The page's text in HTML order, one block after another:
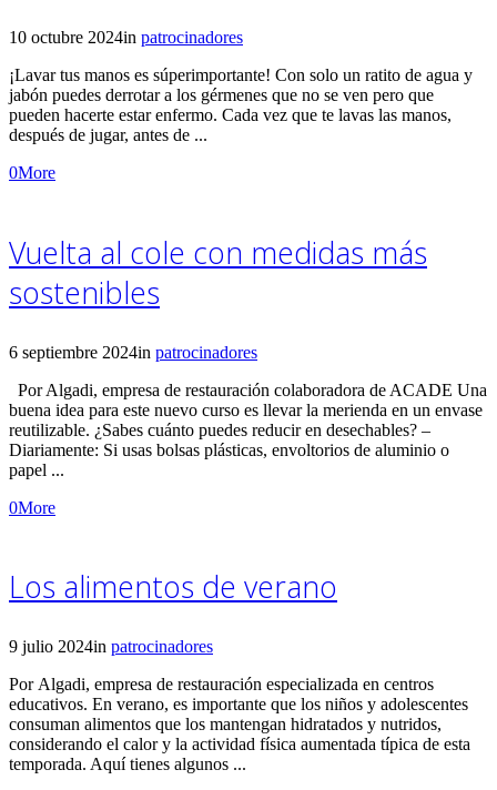
10 octubre 2024in patrocinadores
¡Lavar tus manos es súperimportante! Con solo un ratito de agua y
jabón puedes derrotar a los gérmenes que no se ven pero que
pueden hacerte estar enfermo. Cada vez que te lavas las manos,
después de jugar, antes de ...
0More
Vuelta al cole con medidas más
sostenibles
6 septiembre 2024in patrocinadores
Por Algadi, empresa de restauración colaboradora de ACADE Una
buena idea para este nuevo curso es llevar la merienda en un envase
reutilizable. ¿Sabes cuánto puedes reducir en desechables? –
Diariamente: Si usas bolsas plásticas, envoltorios de aluminio o
papel ...
0More
Los alimentos de verano
9 julio 2024in patrocinadores
Por Algadi, empresa de restauración especializada en centros
educativos. En verano, es importante que los niños y adolescentes
consuman alimentos que los mantengan hidratados y nutridos,
considerando el calor y la actividad física aumentada típica de esta
temporada. Aquí tienes algunos ...